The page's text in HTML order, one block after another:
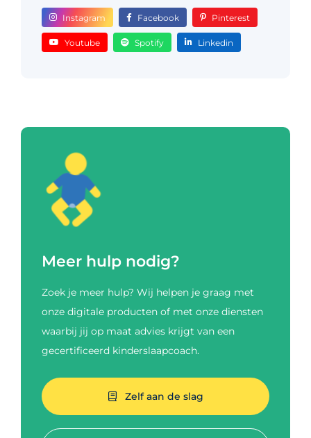
Instagram Facebook Pinterest
Youtube Spotify Linkedin
Meer hulp nodig?
Zoek je meer hulp? Wij helpen je graag met
onze digitale producten of met onze diensten
waarbij jij op maat advies krijgt van een
gecertificeerd kinderslaapcoach.
Zelf aan de slag